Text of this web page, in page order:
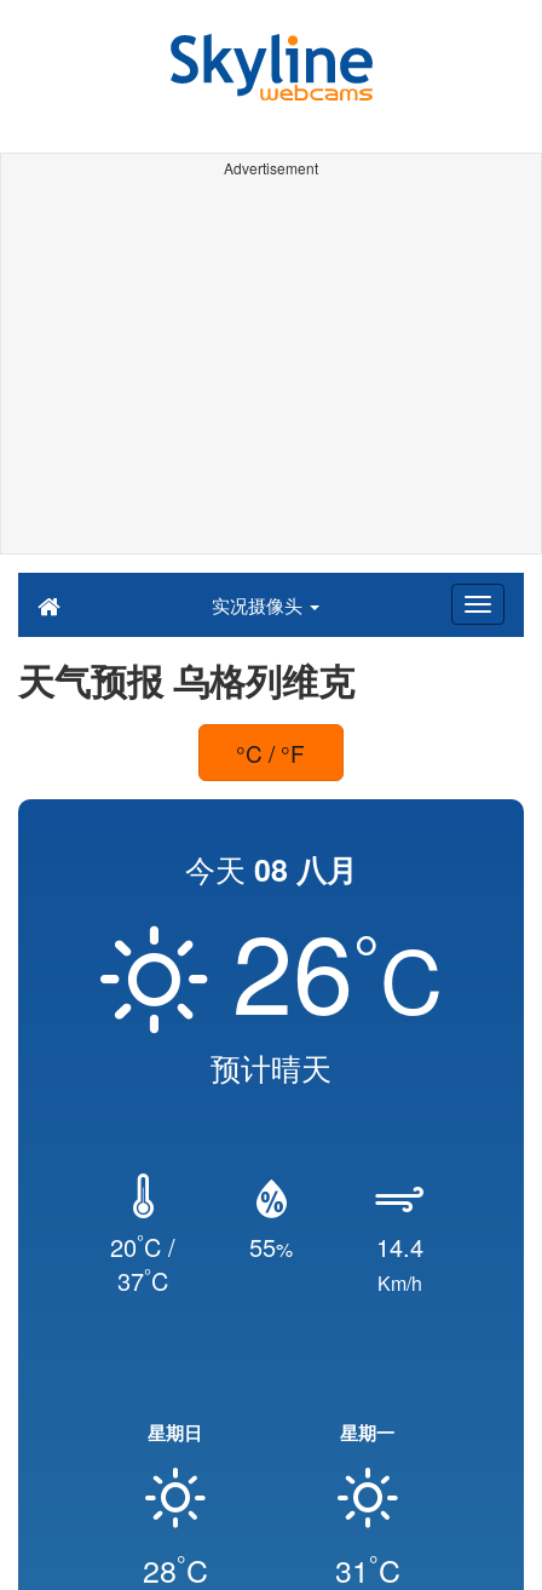
Advertisement
实况摄像头
天气预报 乌格列维克
°C / °F
今天 08 八月
26°C
预计晴天
20°C /
37°C
55% 14.4
Km/h
星期日
28°C
星期一
31 °C